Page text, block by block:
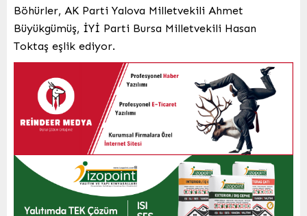
Böhürler, AK Parti Yalova Milletvekili Ahmet
Büyükgümüş, İYİ Parti Bursa Milletvekili Hasan
Toktaş eşlik ediyor.